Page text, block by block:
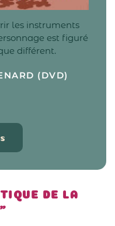
les instruments
est figuré
différent.
(DVD)
DE LA